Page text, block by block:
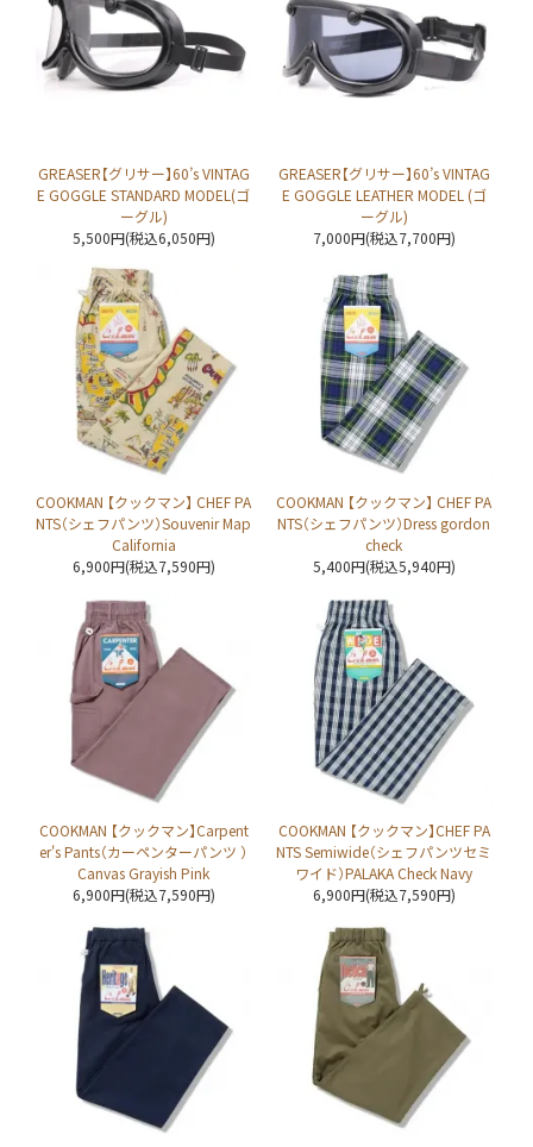
GREASER【グリサー】60’s VINTAG
E GOGGLE STANDARD MODEL(ゴ
ーグル)
5,500円(税込6,050円)
GREASER【グリサー】60’s VINTAG
E GOGGLE LEATHER MODEL (ゴ
ーグル)
7,000円(税込7,700円)
COOKMAN 【クックマン】 CHEF PA
NTS（シェフパンツ）Souvenir Map
California
6,900円(税込7,590円)
COOKMAN 【クックマン】 CHEF PA
NTS（シェフパンツ）Dress gordon
check
5,400円(税込5,940円)
COOKMAN 【クックマン】Carpent
er's Pants（カーペンターパンツ ）
Canvas Grayish Pink
6,900円(税込7,590円)
COOKMAN 【クックマン】CHEF PA
NTS Semiwide（シェフパンツセミ
ワイド）PALAKA Check Navy
6,900円(税込7,590円)